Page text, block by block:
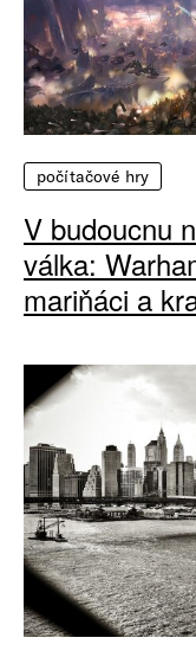
počítačové hry
V budoucnu
válka:
mariňáci a